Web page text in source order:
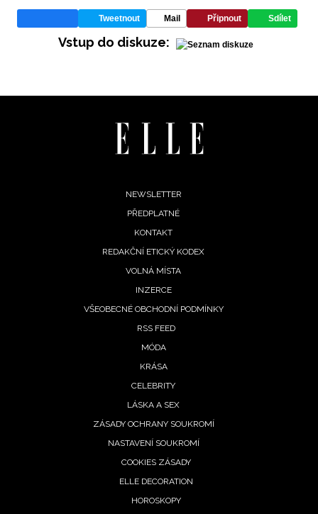
NEWSLETTER
podmínkami společnosti BurdaMedia Extra s.r.o.
potvrzujete, že jste se seznámili se
- BurdaMedia Extra s.r.o. bude s
Vašimi údaji pracovat zejména k organizaci a
vyhodnocení akce a zasílání novinek.
Chcete navíc dostávat i další zajímavé a exkluzivní
informace od našich partnerů? Pokud souhlasíte se
zpracováním údajů k tomuto účelu podle
Tweetnout Mail Připnout Sdílet
Vstup do diskuze:
NEWSLETTER
PŘEDPLATNÉ
KONTAKT
REDAKČNÍ ETICKÝ KODEX
VOLNÁ MÍSTA
INZERCE
VŠEOBECNÉ OBCHODNÍ PODMÍNKY
RSS FEED
MÓDA
KRÁSA
CELEBRITY
LÁSKA A SEX
ZÁSADY OCHRANY SOUKROMÍ
NASTAVENÍ SOUKROMÍ
COOKIES ZÁSADY
ELLE DECORATION
HOROSKOPY